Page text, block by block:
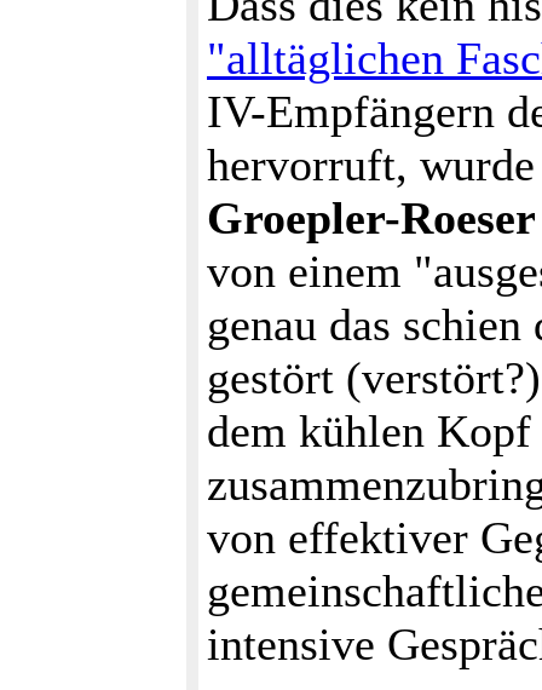
"alltäglichen
IV-Empfängern
hervorruft,
Groepler-Roeser
von einem
genau das
gestört
dem kühlen
von effektiver
intensive